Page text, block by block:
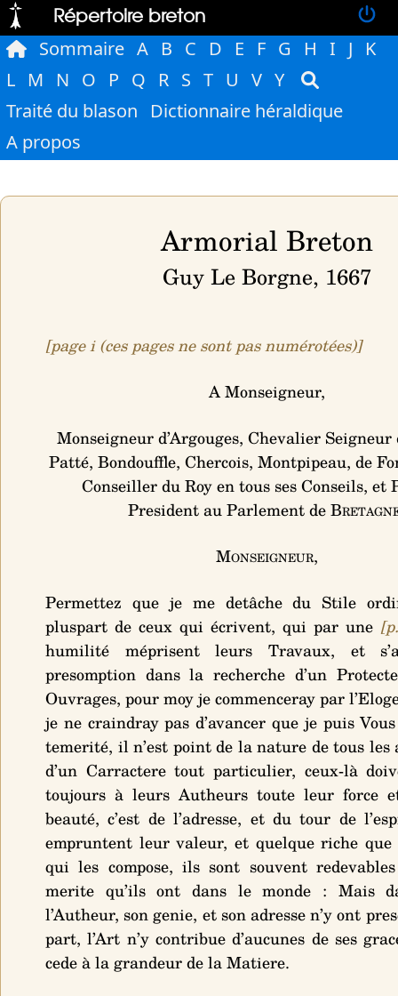
Répertoire breton
Sommaire A B C D E F G H I J
K
L M N O P Q R S T U V Y
Traité du blason
Dictionnaire héraldique
A propos
Armorial Breton
Guy Le Borgne, 1667
[page i (ces pages ne sont pas numérotées)]
A Monseigneur,
Monseigneur d’Argouges, Chevalier Seigneur
Patté, Bondouffle, Chercois, Montpipeau, de
Conseiller du Roy en tous ses Conseils, et
President au Parlement de
Monseigneur,
Permettez que je me detâche du Stile
pluspart de ceux qui écrivent, qui par une
humilité méprisent leurs Travaux, et
presomption dans la recherche d’un
Ouvrages, pour moy je commenceray par
je ne craindray pas d’avancer que je puis
temerité, il n’est point de la nature de tous les
d’un Carractere tout particulier, ceux-là
toujours à leurs Autheurs toute leur force
beauté, c’est de l’adresse, et du tour de
empruntent leur valeur, et quelque riche
qui les compose, ils sont souvent
merite qu’ils ont dans le monde : Mais
l’Autheur, son genie, et son adresse n’y ont
part, l’Art n’y contribue d’aucunes de ses
cede à la grandeur de la Matiere.